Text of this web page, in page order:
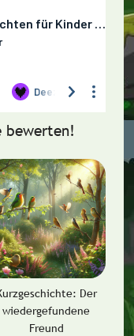
bewerten!
Der
wiedergefundene
Freund